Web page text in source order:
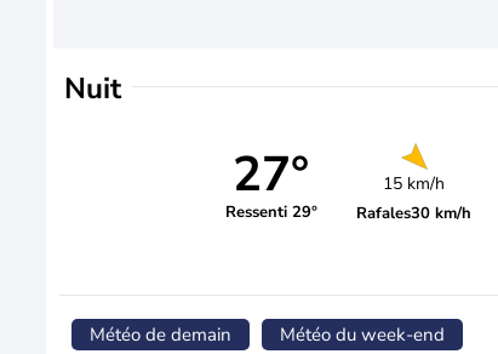
Nuit
27°
Ressenti 29°
15 km/h
Rafales30 km/h
Météo de demain Météo du week-end